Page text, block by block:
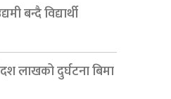
बन्दै विद्यार्थी
लाखको दुर्घटना बिमा